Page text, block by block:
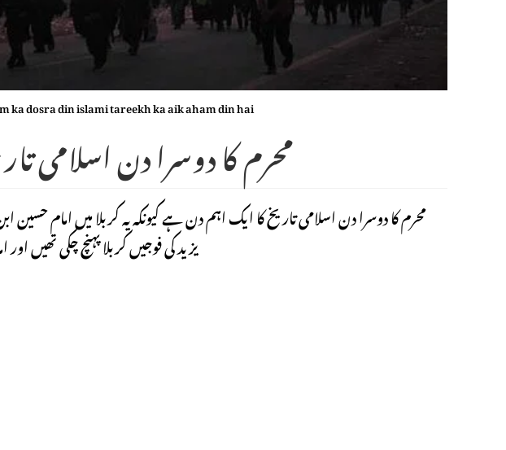
ka dosra din islami tareekh ka aik aham din hai
محرم کا دوسرا دن اسلامی
محرم کا دوسرا دن اسلامی تاریخ کا ایک اہم دن ہے کیونکہ یہ کربلا میں امام
یزید کی فوجیں کربلا پہنچ چکی